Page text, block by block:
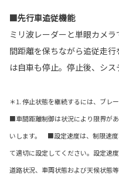
■先行車追従機能
ミリ波レーダーと単眼カメ
間距離を保ちながら追従走
は自車も停止。停止後、シス
＊1. 停止状態を継続するには、ブレ
■車間距離制御は状況により限界が
いします。 ■設定速度は、制限速度
て適切に設定してください。設定
道路状況、車両状態および天候状態